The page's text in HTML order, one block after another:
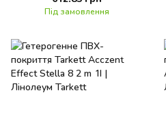
Під замовлення